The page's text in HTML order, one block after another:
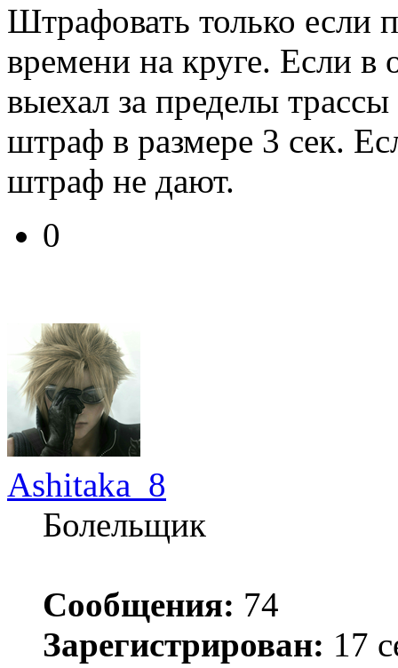
Штрафовать только если
времени на круге. Если
выехал за пределы
штраф в размере 3 сек.
штраф не дают.
0
Ashitaka_8
Болельщик
Сообщения: 74
Зарегистрирован: 17